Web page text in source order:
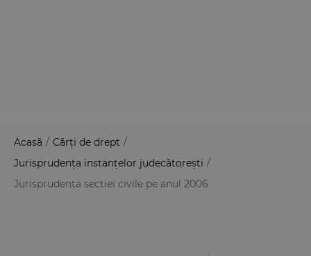
Acasă / Cărți de drept /
Jurisprudența instanțelor judecătorești /
Jurisprudenta sectiei civile pe anul 2006